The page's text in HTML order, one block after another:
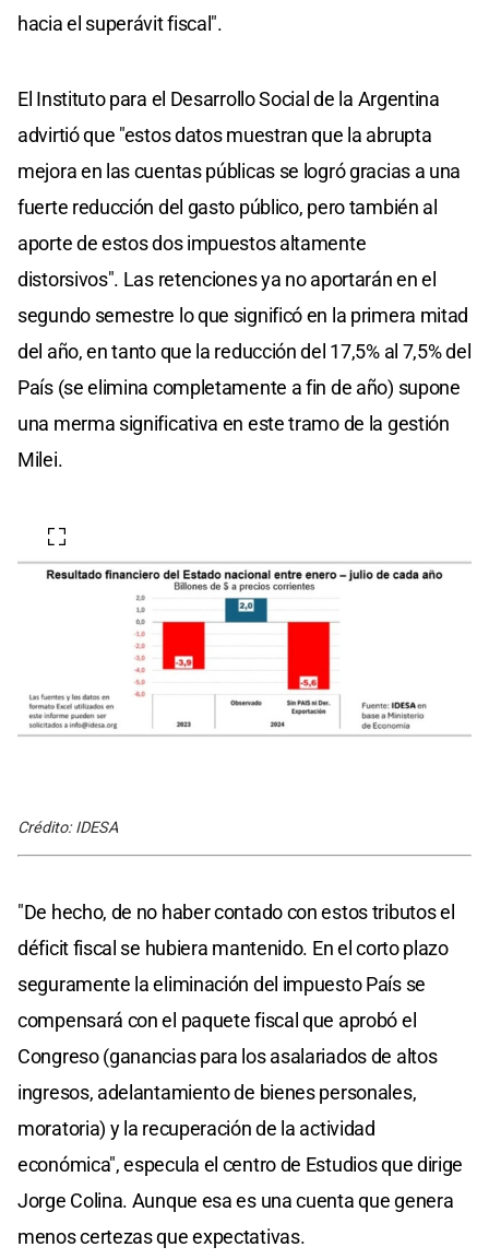
hacia el superávit fiscal".
El Instituto para el Desarrollo Social de la Argentina
advirtió que "estos datos muestran que la abrupta
mejora en las cuentas públicas se logró gracias a una
fuerte reducción del gasto público, pero también al
aporte de estos dos impuestos altamente
distorsivos". Las retenciones ya no aportarán en el
segundo semestre lo que significó en la primera mitad
del año, en tanto que la reducción del 17,5% al 7,5% del
País (se elimina completamente a fin de año) supone
una merma significativa en este tramo de la gestión
Milei.
Crédito: IDESA
"De hecho, de no haber contado con estos tributos el
déficit fiscal se hubiera mantenido. En el corto plazo
seguramente la eliminación del impuesto País se
compensará con el paquete fiscal que aprobó el
Congreso (ganancias para los asalariados de altos
ingresos, adelantamiento de bienes personales,
moratoria) y la recuperación de la actividad
económica", especula el centro de Estudios que dirige
Jorge Colina. Aunque esa es una cuenta que genera
menos certezas que expectativas.